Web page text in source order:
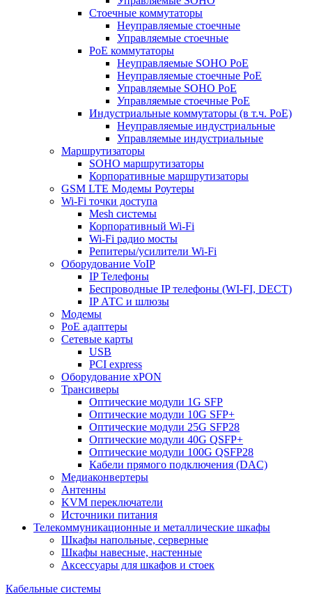
Стоечные коммутаторы
Неуправляемые стоечные
Управляемые стоечные
PoE коммутаторы
Неуправляемые SOHO PoE
Неуправляемые стоечные PoE
Управляемые SOHO PoE
Управляемые стоечные PoE
Индустриальные коммутаторы (в т.ч. РоЕ)
Неуправляемые индустриальные
Управляемые индустриальные
Маршрутизаторы
SOHO маршрутизаторы
Корпоративные маршрутизаторы
GSM LTE Модемы Роутеры
Wi-Fi точки доступа
Mesh системы
Корпоративный Wi-Fi
Wi-Fi радио мосты
Репитеры/усилители Wi-Fi
Оборудование VoIP
IP Телефоны
Беспроводные IP телефоны (WI-FI, DECT)
IP АТС и шлюзы
Модемы
PoE адаптеры
Сетевые карты
USB
PCI express
Оборудование xPON
Трансиверы
Оптические модули 1G SFP
Оптические модули 10G SFP+
Оптические модули 25G SFP28
Оптические модули 40G QSFP+
Оптические модули 100G QSFP28
Кабели прямого подключения (DAC)
Медиаконвертеры
Антенны
KVM переключатели
Источники питания
Телекоммуникационные и металлические шкафы
Шкафы напольные, серверные
Шкафы навесные, настенные
Аксессуары для шкафов и стоек
Кабельные системы